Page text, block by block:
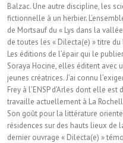
Balzac. Une autre discipline, les
fictionnelle à un herbier.
de Mortsauf du « Lys dans la
de toutes les « Dilecta(e) » titre du
Les éditions de l’épair qui le
Soraya Hocine, elles éditent avec
jeunes créatrices. J’ai connu
Frey à l’ENSP d’Arles dont elle
travaille actuellement à La
Son goût pour la littérature
résidences sur des hauts lieux de
dernier ouvrage « Dilecta(e) »